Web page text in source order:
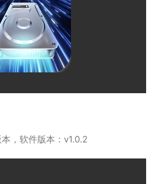
，软件版本：v1.0.2